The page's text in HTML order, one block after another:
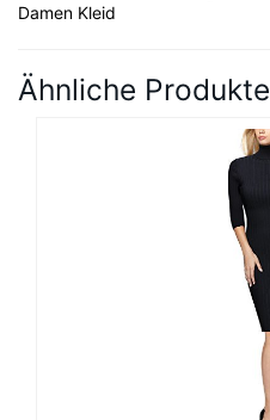
Damen Kleid
Ähnliche Produkte